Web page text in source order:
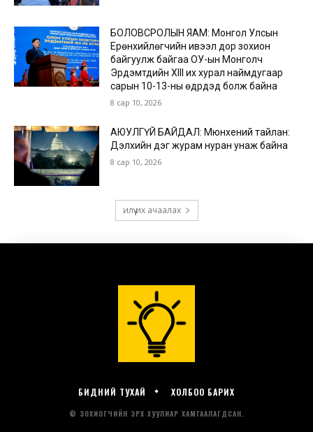
БИДНИЙ ТУХАЙ ХОЛБОО БАРИХ
© ЗОХИОГЧИЙН ЭРХ ХУУЛИАР ХАМГААЛАГДСАН.